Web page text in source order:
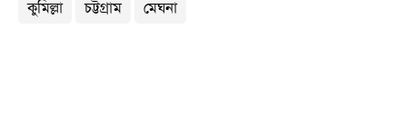
কুমিল্লা চট্টগ্রাম মেঘনা